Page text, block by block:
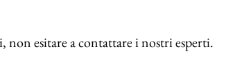
non esitare a contattare i nostri esperti.